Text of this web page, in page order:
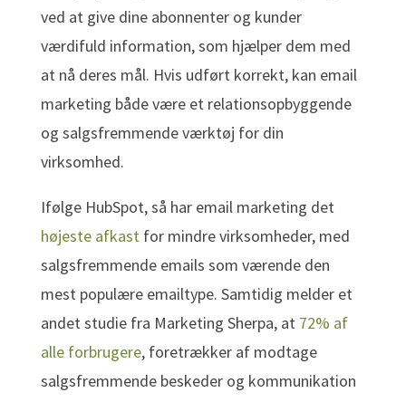
ved at give dine abonnenter og kunder
værdifuld information, som hjælper dem med
at nå deres mål. Hvis udført korrekt, kan email
marketing både være et relationsopbyggende
og salgsfremmende værktøj for din
virksomhed.
Ifølge HubSpot, så har email marketing det
højeste afkastfor mindre virksomheder, med
salgsfremmende emails som værende den
mest populære emailtype. Samtidig melder et
andet studie fra Marketing Sherpa, at 72% af
alle forbrugere, foretrækker af modtage
salgsfremmende beskeder og kommunikation